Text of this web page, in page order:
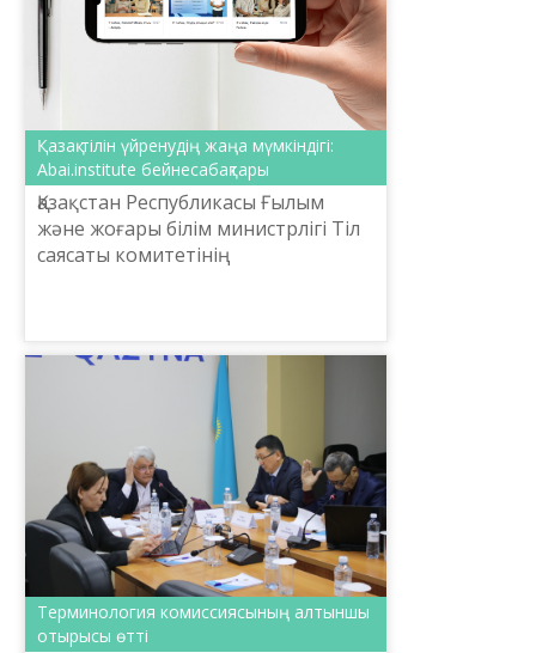
Қазақ тілін үйренудің жаңа мүмкіндігі:
Abai.institute бейнесабақтары
Қазақстан Республикасы Ғылым
және жоғары білім министрлігі Тіл
саясаты комитетінің
Терминология комиссиясының алтыншы
отырысы өтті